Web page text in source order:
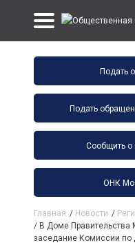
Подать
Подать
Сообщить о
ОНК
Главная / Новости /
/ В Доме Правительства
заседание Комиссии